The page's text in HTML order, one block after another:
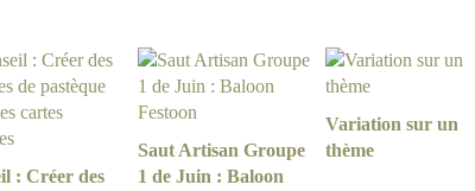
: Créer des
Saut Artisan Groupe
1 de Juin : Baloon
Variation sur un
thème